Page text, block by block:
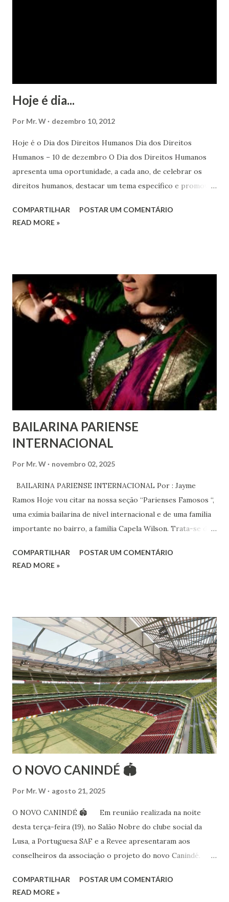
Hoje é dia...
Por Mr. W dezembro 10, 2012
Hoje é o Dia dos Direitos Humanos Dia dos Direitos
Humanos – 10 de dezembro O Dia dos Direitos Humanos
apresenta uma oportunidade, a cada ano, de celebrar os
direitos humanos, destacar um tema específico e promover
em todos os lugares. Este ano, o foco é sobre os direitos
Estes direitos humanos – os direitos à liberdade de opinião
e de expressão, de reunião pacífica e de associação, e de
participar no governo (artigos 19, 20 e 21 da Declaração
Universal dos Direitos Humanos ) – têm estado no centro
das mudanças históricas no mundo árabe nos últimos dois
anos, em que milhões foram às ruas para exigir mudanças.
Em outras partes do mundo, os “99%” fizeram suas vozes
serem ouvidas através ...
COMPARTILHAR
POSTAR UM COMENTÁRIO
READ MORE »
BAILARINA PARIENSE
INTERNACIONAL
Por Mr. W novembro 02, 2025
BAILARINA PARIENSE INTERNACIONAL Por : Jayme
Ramos Hoje vou citar na nossa seção “Parienses Famosos “,
uma exímia bailarina de nível internacional e de uma família
importante no bairro, a família Capela Wilson. Trata-se da
Vamos às informações de seu site : Bailarina e professora
Esteve na Índia aprofundando seus estudos neste estilo
além de partir para pesquisa e vivência das danças
folclóricas do Rajastão (Kalbelia, Banjara, Ghoomar, Chair).
Bailarina profissional e professora de dança. Dedica-se há
15 anos ao estudo e pesquisa de danças étnicas, em especial
às danças ciganas, árabes e indianas. Iniciou seus estudos de
dança aos 4 anos de idade (em 1982) no balé clássico,
passando por diversas atividades co...
COMPARTILHAR
POSTAR UM COMENTÁRIO
READ MORE »
O NOVO CANINDÉ 🏟
Por Mr. W agosto 21, 2025
O NOVO CANINDÉ 🏟 Em reunião realizada na noite
desta terça-feira (19), no Salão Nobre do clube social da
Lusa, a Portuguesa SAF e a Revee apresentaram aos
conselheiros da associação o projeto do novo Canindé.
complexo, que englobará clube social, edifício garagem
COMPARTILHAR
POSTAR UM COMENTÁRIO
READ MORE »